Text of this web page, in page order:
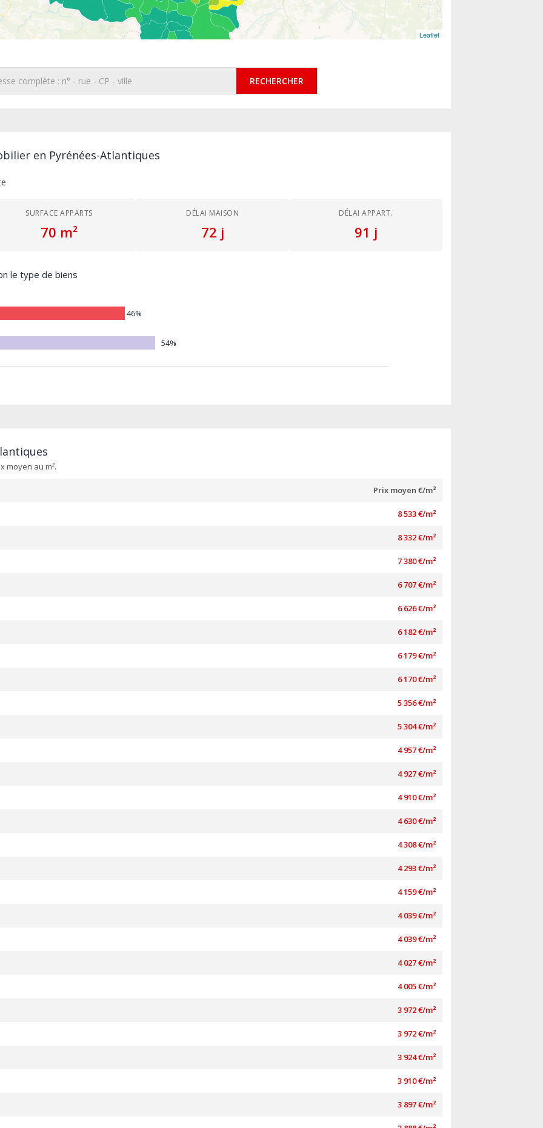
Leaflet
RECHERCHER
en Pyrénées-Atlantiques
SURFACE APPARTS
70 m²
DÉLAI MAISON
72 j
DÉLAI APPART.
91 j
le type de biens
46%
54%
moyen au m².
Prix moyen €/m²
8 533 €/m²
8 332 €/m²
7 380 €/m²
6 707 €/m²
6 626 €/m²
6 182 €/m²
6 179 €/m²
6 170 €/m²
5 356 €/m²
5 304 €/m²
4 957 €/m²
4 927 €/m²
4 910 €/m²
4 630 €/m²
4 308 €/m²
4 293 €/m²
4 159 €/m²
4 039 €/m²
4 039 €/m²
4 027 €/m²
4 005 €/m²
3 972 €/m²
3 972 €/m²
3 924 €/m²
3 910 €/m²
3 897 €/m²